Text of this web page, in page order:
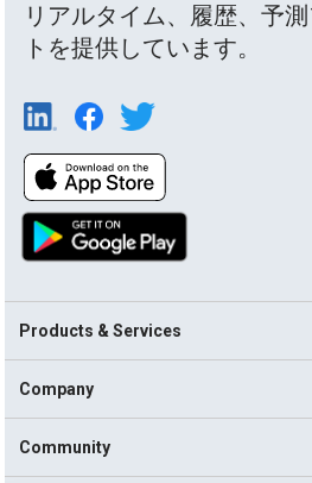
リアルタイム、履歴、予
トを提供しています。
Products & Services
Company
Community